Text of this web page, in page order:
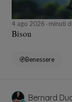
4 ago 2026 minuti
Bisou
Benessere
Bernard